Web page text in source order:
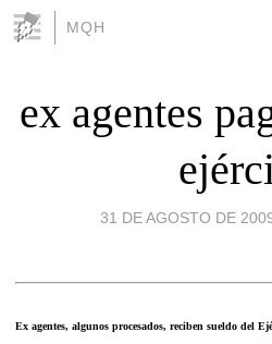
MQH
ex agentes
31 DE AGOSTO DE
Ex agentes, algunos procesados, reciben sueldo del